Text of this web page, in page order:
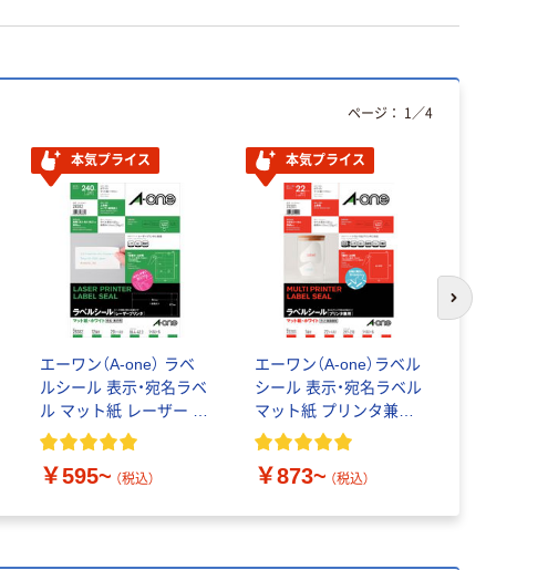
本気プライス
エーワン（A-one） ラベ
ルシール 表示・宛名ラベ
ル マット紙 レーザー 封
筒 シール ステッカー
￥595~ （税込）
本気プライス
エーワン（A-one）ラベル
シール 表示・宛名ラベル
マット紙 プリンタ兼用
封筒 A4 ノーカット は
￥873~ （税込）
ページ： 1 ／4
次のスライド